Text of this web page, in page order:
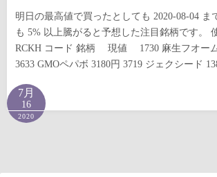
明日の最高値で買ったとしても 2020-08-04 ま
も 5% 以上騰がると予想した注目銘柄です。
RCKH コード 銘柄 現値 1730 麻生フオーム
3633 GMOペパボ 3180円 3719 ジェクシード
7月
16
2020